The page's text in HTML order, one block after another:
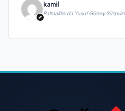
kamil
Palmalife’da Yusuf Güney Sürprizi